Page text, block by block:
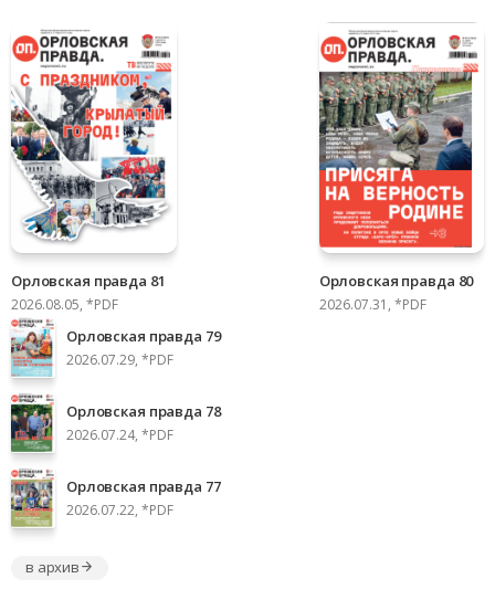
Орловская правда 81
2026.08.05, *PDF
Орловская правда 80
2026.07.31, *PDF
Орловская правда 79
2026.07.29, *PDF
Орловская правда 78
2026.07.24, *PDF
Орловская правда 77
2026.07.22, *PDF
в архив